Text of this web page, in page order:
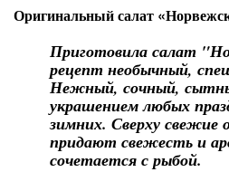
Оригинальный салат
Приготовила салат
рецепт необычный,
Нежный, сочный,
украшением любых
зимних. Сверху свежие
придают свежесть и
сочетается с рыбой.